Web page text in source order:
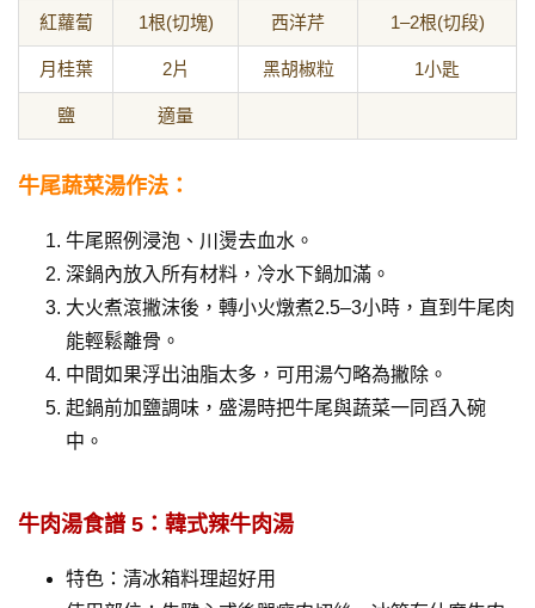
紅蘿蔔 1根(切塊) 西洋芹 1–2根(切段)
月桂葉 2片 黑胡椒粒 1小匙
鹽 適量
牛尾蔬菜湯作法：
牛尾照例浸泡、川燙去血水。
深鍋內放入所有材料，冷水下鍋加滿。
大火煮滾撇沫後，轉小火燉煮2.5–3小時，直到牛尾肉
能輕鬆離骨。
中間如果浮出油脂太多，可用湯勺略為撇除。
起鍋前加鹽調味，盛湯時把牛尾與蔬菜一同舀入碗
中。
牛肉湯食譜 5：韓式辣牛肉湯
特色：清冰箱料理超好用